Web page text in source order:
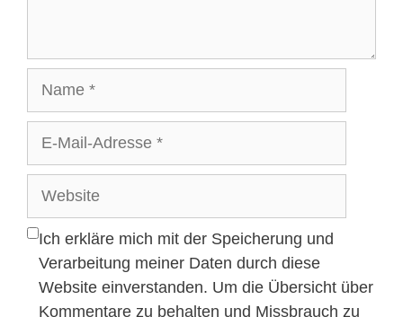
Adresse
Ich erkläre mich mit der Speicherung und
Verarbeitung meiner Daten durch diese
Website einverstanden. Um die Übersicht über
Kommentare zu behalten und Missbrauch zu